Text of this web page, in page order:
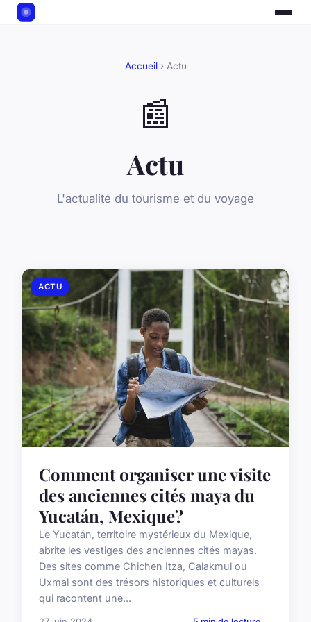
Accueil› Actu
📰
Actu
L'actualité du tourisme et du voyage
ACTU
Comment organiser une visite
des anciennes cités maya du
Yucatán, Mexique?
Le Yucatán, territoire mystérieux du Mexique,
abrite les vestiges des anciennes cités mayas.
Des sites comme Chichen Itza, Calakmul ou
Uxmal sont des trésors historiques et culturels
qui racontent une...